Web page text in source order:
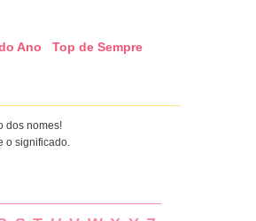
Ano Top de Sempre
dos nomes!
o significado.